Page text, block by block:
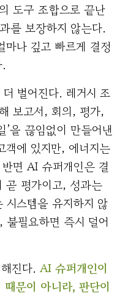
도구 조합으로 끝난
를 보장하지 않는다.
마나 깊고 빠르게 결정
벌어진다. 레거시 조
보고서, 회의, 평가,
을 끊임없이 만들어낸
에 있지만, 에너지는
면 AI 슈퍼개인은 결
곧 평가이고, 성과는
스템을 유지하지 않
필요하면 즉시 덜어
진다. AI 슈퍼개인이
문이 아니라, 판단이